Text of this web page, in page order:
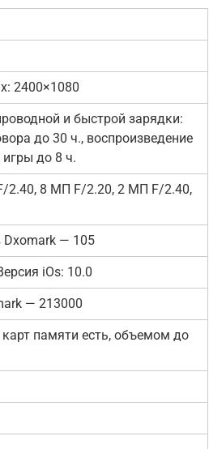
2400×1080
и быстрой зарядки:
до 30 ч., воспроизведение
до 8 ч.
2.40, 8 МП F/2.20, 2 МП F/2.40,
Dxomark — 105
iOs: 10.0
— 213000
памяти есть, объемом до